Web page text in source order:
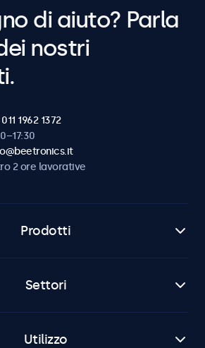
di aiuto? Parla
nostri
1962 1372
2 ore lavorative
Prodotti
Settori
Utilizzo